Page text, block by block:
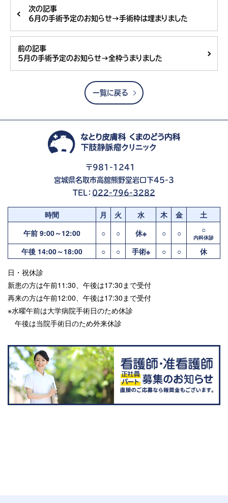
次の記事
6月の手術予定のお知らせ→手術枠は埋まりました
前の記事
5月の手術予定のお知らせ→全枠うまりました
一覧に戻る
〒981-1241
宮城県名取市高舘熊野堂岩口下45-3
TEL： 022-796-3282
時間 月 火 水 木 金
土
午前 9:00～12:00
○ ○ 休※ ○ ○ ○
内科休診
午後 14:00～18:00 ○ ○ 手術※ ○ ○ 休
日・祝休診
新患の方は午前11:30、午後は17:30まで受付
再来の方は午前12:00、午後は17:30まで受付
※水曜午前は大学病院手術日のため休診
午後は当院手術日のため外来休診